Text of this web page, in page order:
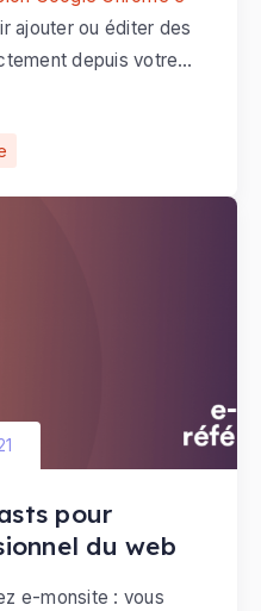
ajouter ou éditer des
depuis votre
pour
du web
e-monsite : vous